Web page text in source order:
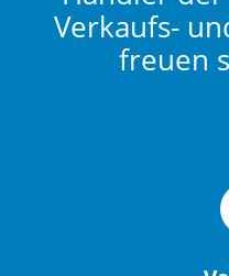
Verkaufs-
freuen